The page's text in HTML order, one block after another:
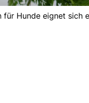
für Hunde eignet sich